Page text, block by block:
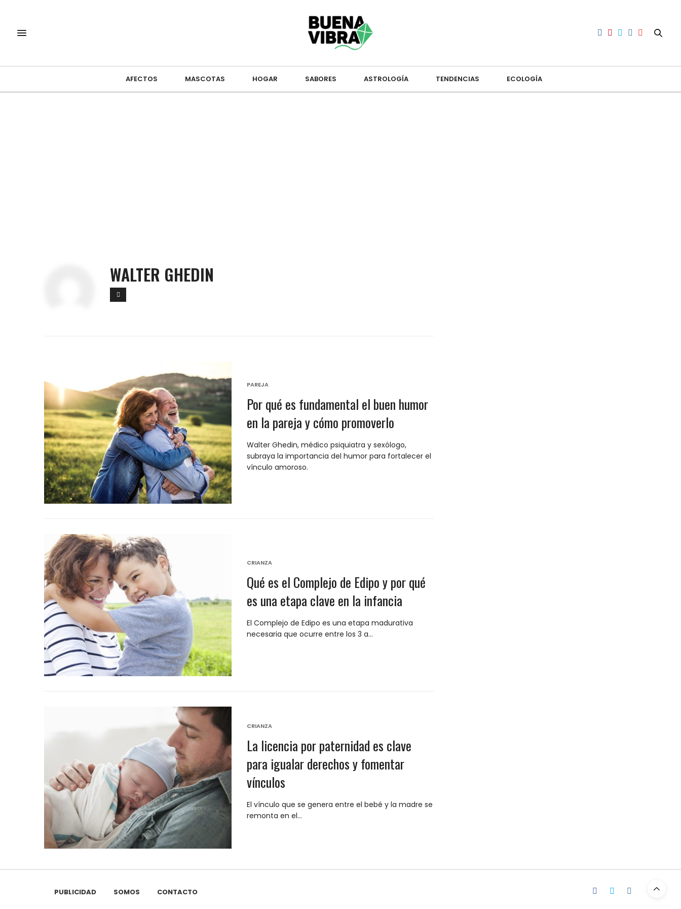
AFECTOS MASCOTAS HOGAR SABORES ASTROLOGÍA TENDENCIAS ECOLOGÍA
WALTER GHEDIN
PAREJA
Por qué es fundamental el buen humor
en la pareja y cómo promoverlo
Walter Ghedin, médico psiquiatra y sexólogo,
subraya la importancia del humor para fortalecer el
vínculo amoroso.
CRIANZA
Qué es el Complejo de Edipo y por qué
es una etapa clave en la infancia
El Complejo de Edipo es una etapa madurativa
necesaria que ocurre entre los 3 a…
CRIANZA
La licencia por paternidad es clave
para igualar derechos y fomentar
vínculos
El vínculo que se genera entre el bebé y la madre se
remonta en el…
PUBLICIDAD SOMOS CONTACTO